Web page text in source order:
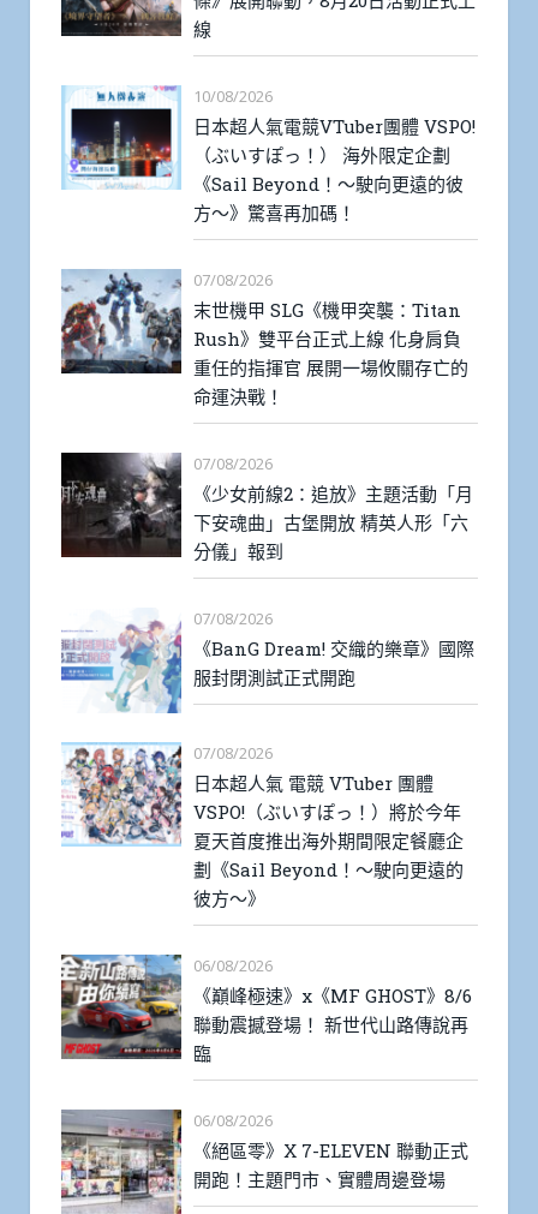
線
10/08/2026
日本超人氣電競VTuber團體 VSPO!
（ぶいすぽっ！） 海外限定企劃
《Sail Beyond！～駛向更遠的彼
方～》驚喜再加碼！
07/08/2026
末世機甲 SLG《機甲突襲：Titan
Rush》雙平台正式上線 化身肩負
重任的指揮官 展開一場攸關存亡的
命運決戰！
07/08/2026
《少女前線2：追放》主題活動「月
下安魂曲」古堡開放 精英人形「六
分儀」報到
07/08/2026
《BanG Dream! 交織的樂章》國際
服封閉測試正式開跑
07/08/2026
日本超人氣 電競 VTuber 團體
VSPO!（ぶいすぽっ！）將於今年
夏天首度推出海外期間限定餐廳企
劃《Sail Beyond！～駛向更遠的
彼方～》
06/08/2026
《巔峰極速》x《MF GHOST》8/6
聯動震撼登場！ 新世代山路傳說再
臨
06/08/2026
《絕區零》X 7-ELEVEN 聯動正式
開跑！主題門市、實體周邊登場